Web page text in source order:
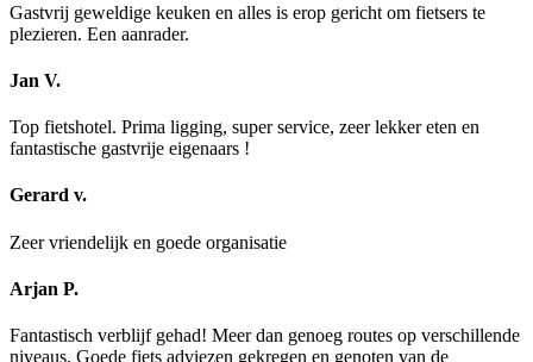
Gastvrij geweldige keuken en alles is erop gericht om fietsers te
plezieren. Een aanrader.
Jan V.
Top fietshotel. Prima ligging, super service, zeer lekker eten en
fantastische gastvrije eigenaars !
Gerard v.
Zeer vriendelijk en goede organisatie
Arjan P.
Fantastisch verblijf gehad! Meer dan genoeg routes op verschillende
niveaus. Goede fiets adviezen gekregen en genoten van de